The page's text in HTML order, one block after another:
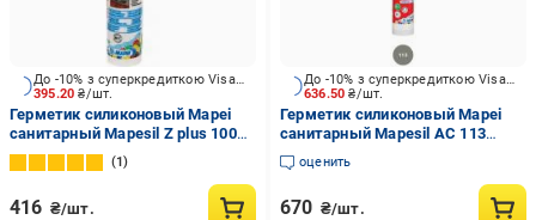
395.20₴/шт.
До -10% з суперкредиткою Visa Вигода
Герметик силиконовый Mapei
санитарный Mapesil Z plus 100
белый 280 мл
1
416 ₴/шт.
636.50₴/шт.
До -10% з суперкредиткою Visa Вигода
Герметик силиконовый Mapei
санитарный Mapesil AC 113
темно-серый 310 мл
оценить
670 ₴/шт.